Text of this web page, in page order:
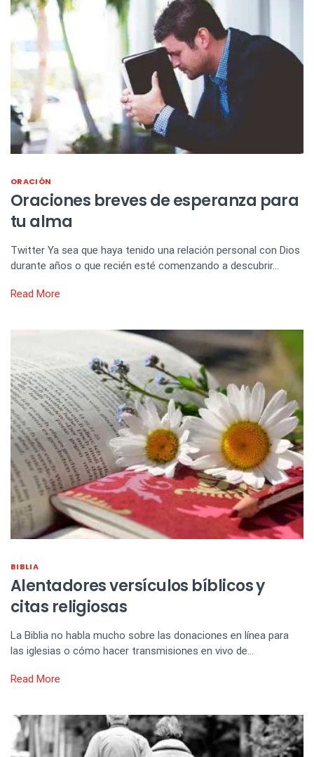
ORACIÓN
Oraciones breves de esperanza para
tu alma
Twitter Ya sea que haya tenido una relación personal con Dios
durante años o que recién esté comenzando a descubrir…
Read More
BIBLIA
Alentadores versículos bíblicos y
citas religiosas
La Biblia no habla mucho sobre las donaciones en línea para
las iglesias o cómo hacer transmisiones en vivo de…
Read More